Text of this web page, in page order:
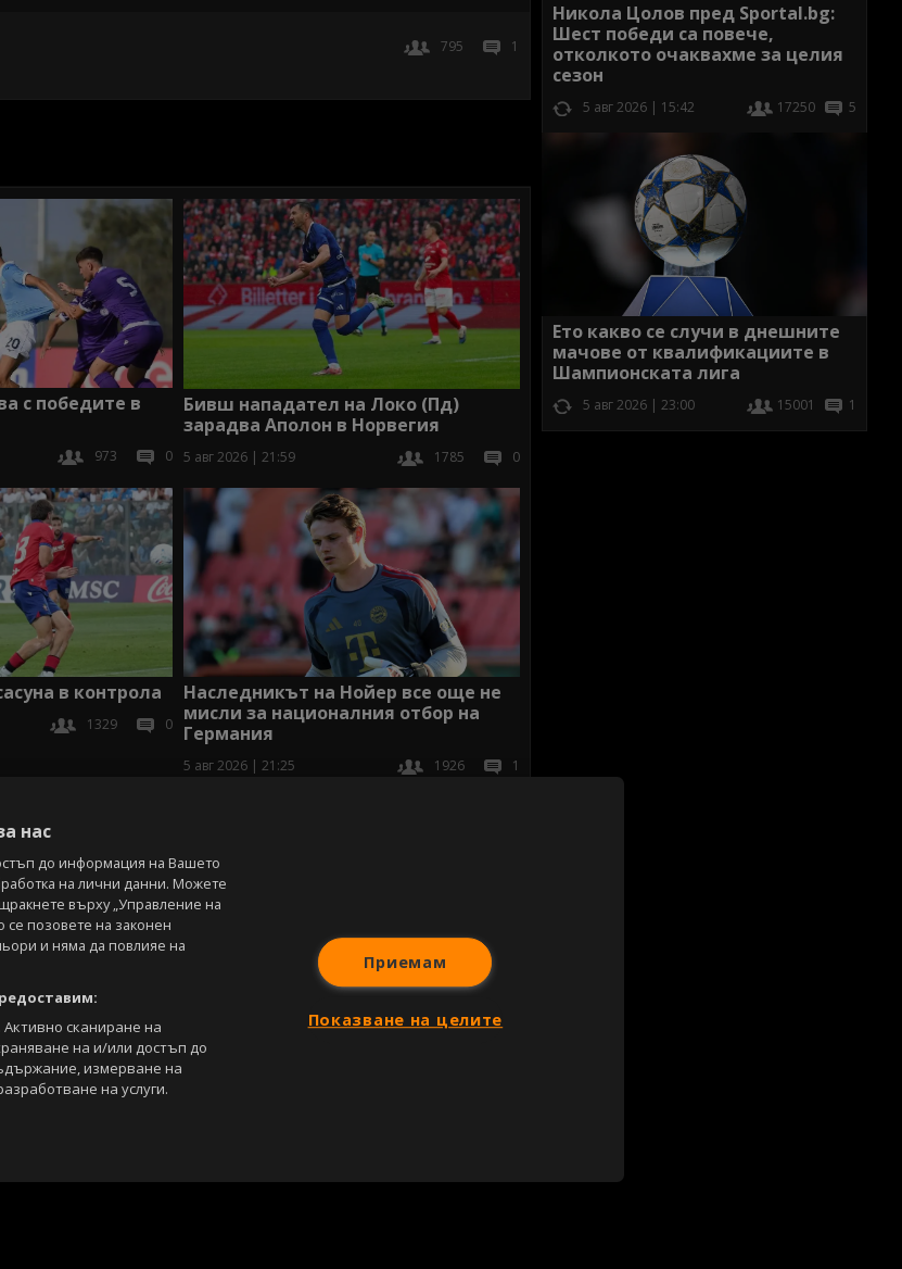
795 1
с победите в
973 0
Бивш нападател на Локо (Пд)
зарадва Аполон в Норвегия
5 авг 2026 | 21:59 1785 0
в контрола
1329 0
Наследникът на Нойер все още не
мисли за националния отбор на
Германия
5 авг 2026 | 21:25 1926
1
Никола Цолов пред Sportal.bg:
Шест победи са повече,
отколкото очаквахме за целия
сезон
5 авг 2026 | 15:42 17250 5
Ето какво се случи в днешните
мачове от квалификациите в
Шампионската лига
5 авг 2026 | 23:00 15001 1
нас
до информация на Вашето
на лични данни. Можете
върху „Управление на
се позовете на законен
и няма да повлияе на
сканиране на
на и/или достъп до
измерване на
на услуги.
Приемам
Показване на целите